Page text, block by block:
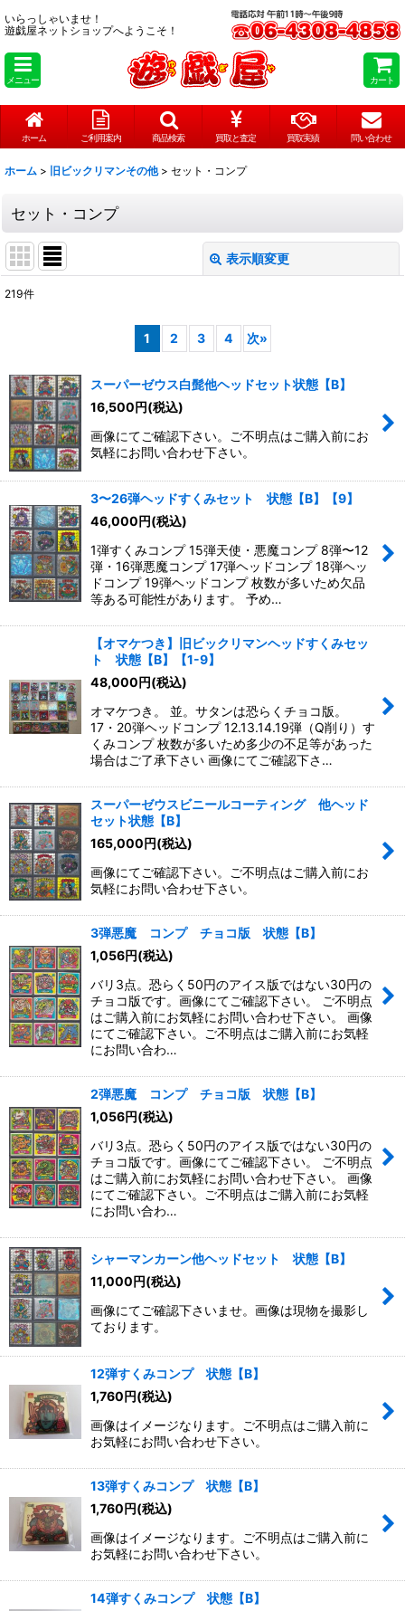
いらっしゃいませ！
遊戯屋ネットショップへようこそ！
メニュー カート
ホーム ご利用案内 商品検索 買取と査定 買取実績 問い合わせ
ホーム > 旧ビックリマンその他 > セット・コンプ
セット・コンプ
表示順変更
並び順:
絞り込む
219件
1 2 3 4 次»
スーパーゼウス白髭他ヘッドセット状態【B】
16,500円(税込)
画像にてご確認下さい。ご不明点はご購入前にお
気軽にお問い合わせ下さい。
3〜26弾ヘッドすくみセット 状態【B】【9】
46,000 円(税込)
1弾すくみコンプ 15弾天使・悪魔コンプ 8弾〜12
弾・16弾悪魔コンプ 17弾ヘッドコンプ 18弾ヘッ
ドコンプ 19弾ヘッドコンプ 枚数が多いため欠品
等ある可能性があります。 予め…
【オマケつき】旧ビックリマンヘッドすくみセッ
ト 状態【B】【1-9】
48,000 円(税込)
オマケつき。 並。サタンは恐らくチョコ版。
17・20弾ヘッドコンプ 12.13.14.19弾（Q削り）す
くみコンプ 枚数が多いため多少の不足等があった
場合はご了承下さい 画像にてご確認下さ…
スーパーゼウスビニールコーティング 他ヘッド
セット状態【B】
165,000 円(税込)
画像にてご確認下さい。ご不明点はご購入前にお
気軽にお問い合わせ下さい。
3弾悪魔 コンプ チョコ版 状態【B】
1,056円(税込)
バリ3点。恐らく50円のアイス版ではない30円の
チョコ版です。画像にてご確認下さい。 ご不明点
はご購入前にお気軽にお問い合わせ下さい。 画像
にてご確認下さい。ご不明点はご購入前にお気軽
にお問い合わ…
2弾悪魔 コンプ チョコ版 状態【B】
1,056円(税込)
バリ3点。恐らく50円のアイス版ではない30円の
チョコ版です。画像にてご確認下さい。 ご不明点
はご購入前にお気軽にお問い合わせ下さい。 画像
にてご確認下さい。ご不明点はご購入前にお気軽
にお問い合わ…
シャーマンカーン他ヘッドセット 状態【B】
11,000円(税込)
画像にてご確認下さいませ。画像は現物を撮影し
ております。
12弾すくみコンプ 状態【B】
1,760円(税込)
画像はイメージなります。ご不明点はご購入前に
お気軽にお問い合わせ下さい。
13弾すくみコンプ 状態【B】
1,760円(税込)
画像はイメージなります。ご不明点はご購入前に
お気軽にお問い合わせ下さい。
14弾すくみコンプ 状態【B】